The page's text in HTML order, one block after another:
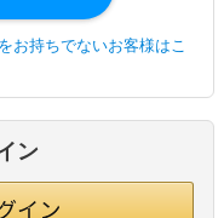
お持ちでないお客様はこ
ン